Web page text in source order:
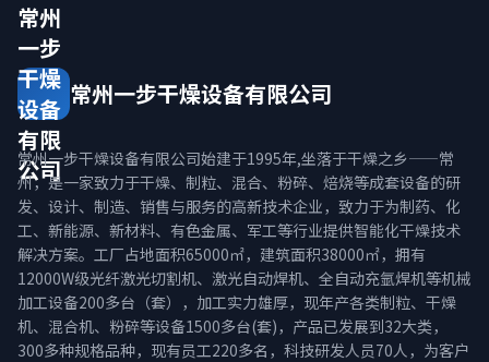
常州
一步
干燥
设备
有限
公司
常州一步干燥设备有限公司
常州一步干燥设备有限公司始建于1995年,坐落于干燥之乡——常
州，是一家致力于干燥、制粒、混合、粉碎、焙烧等成套设备的研
发、设计、制造、销售与服务的高新技术企业，致力于为制药、化
工、新能源、新材料、有色金属、军工等行业提供智能化干燥技术
解决方案。工厂占地面积65000㎡，建筑面积38000㎡，拥有
12000W级光纤激光切割机、激光自动焊机、全自动充氩焊机等机械
加工设备200多台（套），加工实力雄厚，现年产各类制粒、干燥
机、混合机、粉碎等设备1500多台(套)，产品已发展到32大类，
300多种规格品种，现有员工220多名，科技研发人员70人，为客户